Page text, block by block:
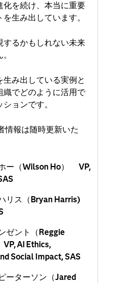
化を続け、本当に重要
生み出しています。
するかもしれない未来
み出している実例と
織でどのように活用で
ョンです。
報は随時更新いた
ー（Wilson Ho） VP,
リス（Bryan Harris)
ゼント（Reggie
AI Ethics,
Social Impact, SAS
ーターソン（Jared